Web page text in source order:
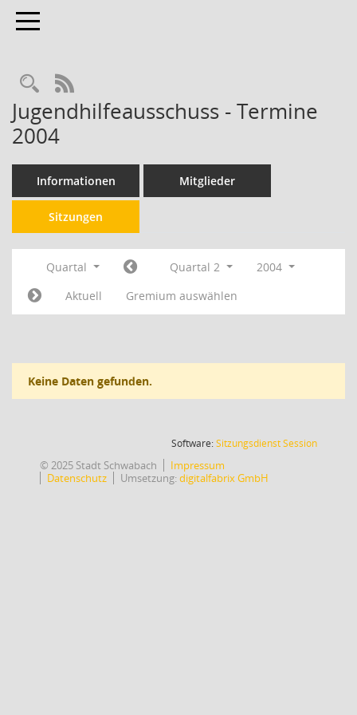
Toggle navigation
RSS-Feed
Jugendhilfeausschuss - Termine
2004
Informationen Mitglieder
Sitzungen
Quartal Quartal 2
2004
Aktuell
Gremium auswählen
Keine Daten gefunden.
Software:SitzungsdienstSession(Wird in
© 2025 Stadt Schwabach
Impressum
Datenschutz
Umsetzung:digitalfabrix GmbH